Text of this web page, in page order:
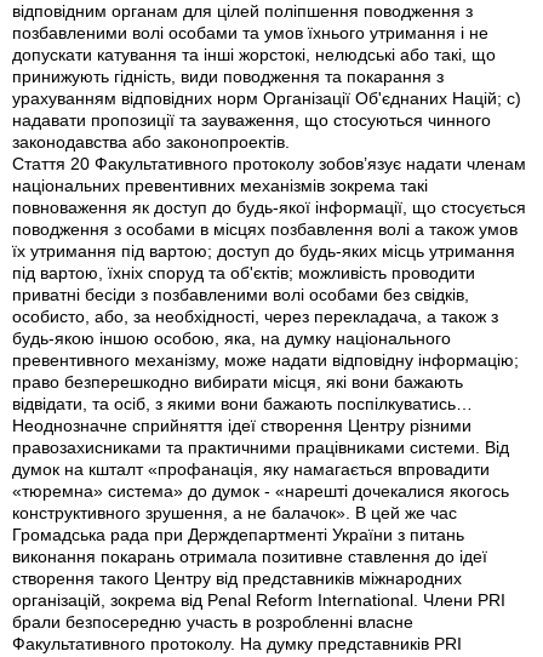
відповідним органам для цілей поліпшення поводження з
позбавленими волі особами та умов їхнього утримання і не
допускати катування та інші жорстокі, нелюдські або такі, що
принижують гідність, види поводження та покарання з
урахуванням відповідних норм Організації Об'єднаних Націй; c)
надавати пропозиції та зауваження, що стосуються чинного
законодавства або законопроектів.
Стаття 20 Факультативного протоколу зобов’язує надати членам
національних превентивних механізмів зокрема такі
повноваження як доступ до будь-якої інформації, що стосується
поводження з особами в місцях позбавлення волі а також умов
їх утримання під вартою; доступ до будь-яких місць утримання
під вартою, їхніх споруд та об'єктів; можливість проводити
приватні бесіди з позбавленими волі особами без свідків,
особисто, або, за необхідності, через перекладача, а також з
будь-якою іншою особою, яка, на думку національного
превентивного механізму, може надати відповідну інформацію;
право безперешкодно вибирати місця, які вони бажають
відвідати, та осіб, з якими вони бажають поспілкуватись…
Неоднозначне сприйняття ідеї створення Центру різними
правозахисниками та практичними працівниками системи. Від
думок на кшталт «профанація, яку намагається впровадити
«тюремна» система» до думок - «нарешті дочекалися якогось
конструктивного зрушення, а не балачок». В цей же час
Громадська рада при Держдепартменті України з питань
виконання покарань отримала позитивне ставлення до ідеї
створення такого Центру від представників міжнародних
організацій, зокрема від Penal Reform International. Члени PRI
брали безпосередню участь в розробленні власне
Факультативного протоколу. На думку представників PRI